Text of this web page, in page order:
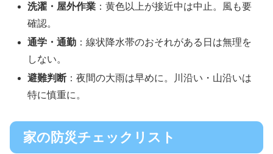
洗濯・屋外作業 ：黄色以上が接近中は中止。風も要
確認。
通学・通勤 ：線状降水帯のおそれがある日は無理を
しない。
避難判断 ：夜間の大雨は早めに。川沿い・山沿いは
特に慎重に。
家の防災チェックリスト